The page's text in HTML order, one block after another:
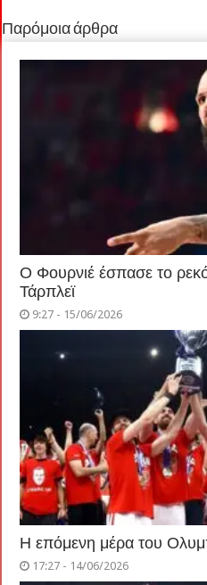
Παρόμοια άρθρα
Ο Φουρνιέ έσπασε το
Τάρπλεϊ
9:27 - 15/06/2026
Η επόμενη μέρα του
17:27 - 14/06/2026